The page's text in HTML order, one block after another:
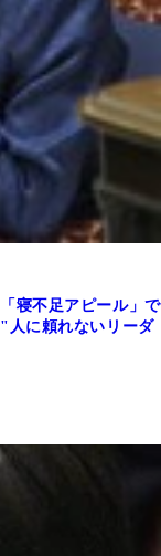
寝不足アピール」で
に頼れないリーダ